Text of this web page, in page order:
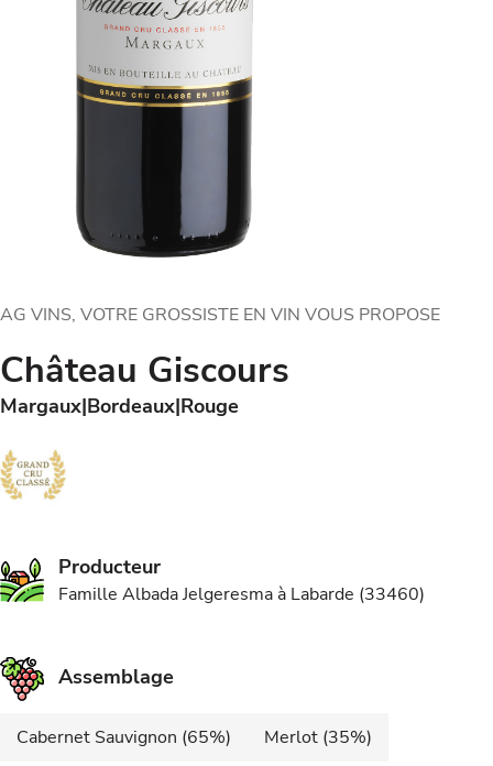
AG VINS, VOTRE GROSSISTE EN VIN VOUS PROPOSE
Château Giscours
Margaux Bordeaux Rouge
Producteur
Famille Albada Jelgeresma à Labarde (33460)
Assemblage
Cabernet Sauvignon (65%) Merlot (35%)